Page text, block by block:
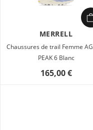
MERRELL
Chaussures de trail Femme
PEAK 6 Blanc
165,00 €